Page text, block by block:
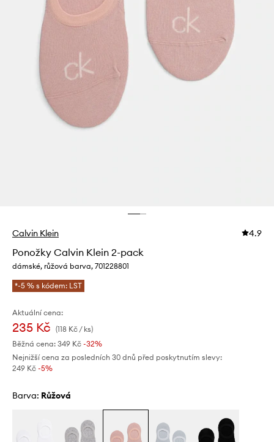
Calvin Klein 4.9
Ponožky Calvin Klein 2-pack
dámské, růžová barva, 701228801
*-5 % s kódem: LST
Aktuální cena:
235 Kč (118 Kč / ks)
Běžná cena: 349 Kč -32%
Nejnižší cena za posledních 30 dnů před poskytnutím slevy:
249 Kč -5%
Barva: růžová